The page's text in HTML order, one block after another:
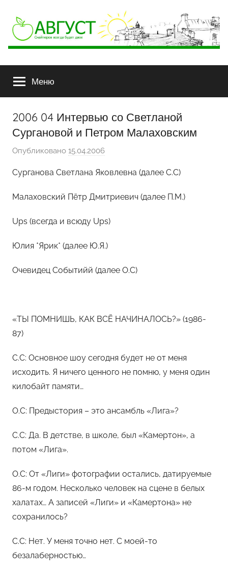
АВГУСТ
будет
двое
Меню
2006 04 Интервью со Светланой
Сургановой и Петром Малаховским
Опубликовано 15.04.2006
т
о
Ф
н
Сурганова Светлана Яковлевна (далее С.С)
Малаховский Пётр Дмитриевич (далее П.М.)
Ups (всегда и всюду Ups)
Юлия *Ярик* (далее Ю.Я.)
Очевидец Событийй (далее О.С)
«ТЫ ПОМНИШЬ, КАК ВСЁ НАЧИНАЛОСЬ?» (1986-
87)
С.С: Основное шоу сегодня будет не от меня
исходить. Я ничего ценного не помню, у меня один
килобайт памяти…
О.С: Предыстория – это ансамбль «Лига»?
С.С: Да. В детстве, в школе, был «Камертон», а
потом «Лига».
О.С: От «Лиги» фотографии остались, датируемые
86-м годом. Несколько человек на сцене в белых
халатах… А записей «Лиги» и «Камертона» не
сохранилось?
С.С: Нет. У меня точно нет. С моей-то
безалаберностью…